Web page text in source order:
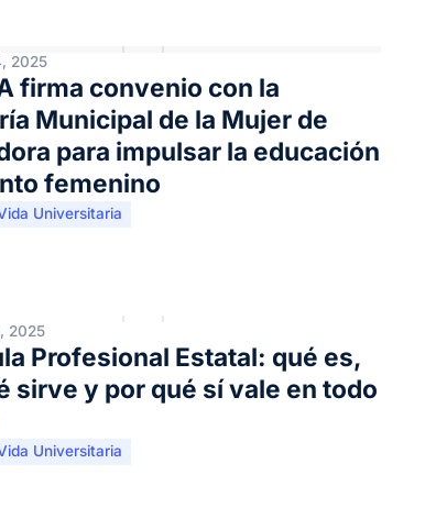
2025
firma convenio con la
Municipal de la Mujer de
para impulsar la educación
femenino
Universitaria
2025
Profesional Estatal: qué es,
sirve y por qué sí vale en todo
Universitaria